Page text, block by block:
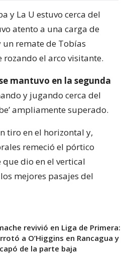
y La U estuvo cerca del
atento a una carga de
un remate de Tobías
rozando el arco visitante.
mantuvo en la segunda
y jugando cerca del
ampliamente superado.
tiro en el horizontal y,
remeció el pórtico
dio en el vertical
mejores pasajes del
revivió en Liga de Primera:
a O’Higgins en Rancagua y
de la parte baja